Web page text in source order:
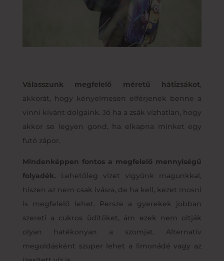
Válasszunk megfelelő méretű hátizsákot,
akkorát, hogy kényelmesen elférjenek benne a
vinni kívánt dolgaink. Jó ha a zsák vízhatlan, hogy
akkor se legyen gond, ha elkapna minket egy
futó zápor.
Mindenképpen fontos a megfelelő mennyiségű
folyadék.
Lehetőleg vizet vigyünk magunkkal,
hiszen az nem csak ivásra, de ha kell, kezet mosni
is megfelelő lehet. Persze a gyerekek jobban
szereti a cukros üdítőket, ám ezek nem oltják
olyan hatékonyan a szomjat. Alternatív
megoldásként szuper lehet a limonádé vagy az